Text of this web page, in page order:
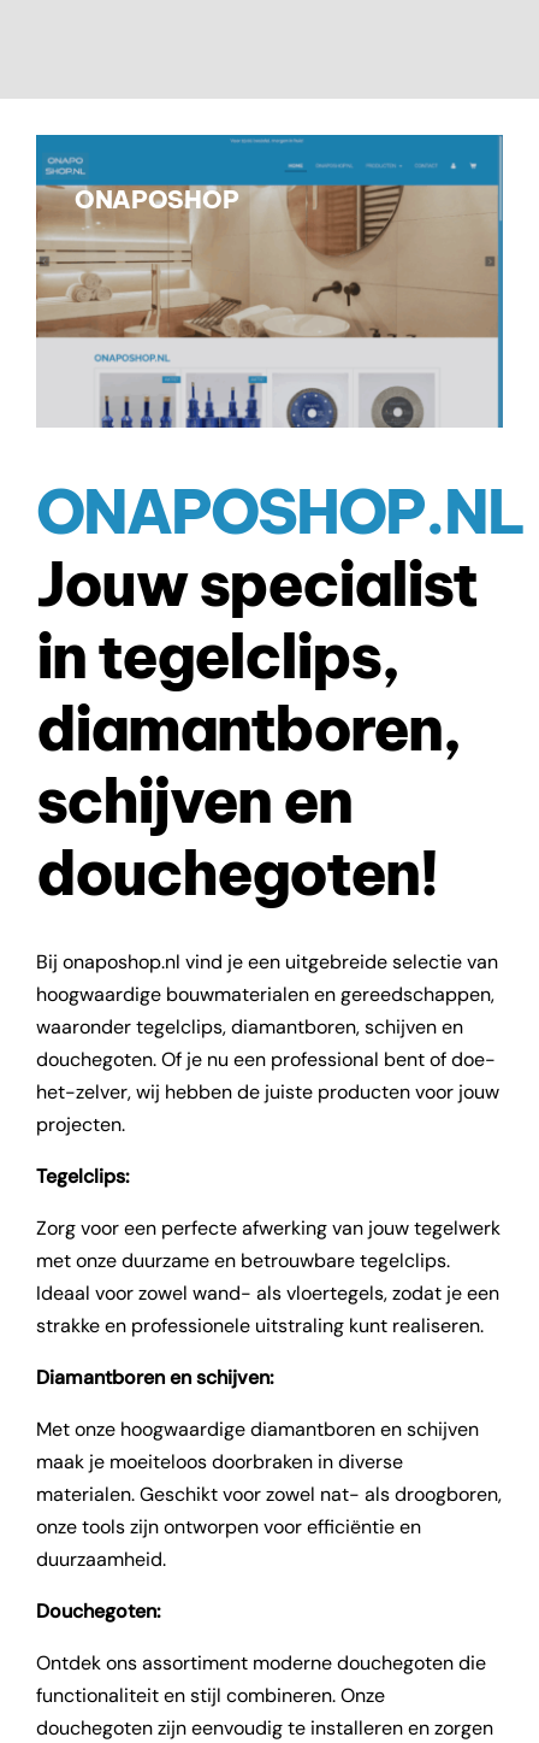
ONAPOSHOP
ONAPOSHOP.NL
Jouw specialist
in tegelclips,
diamantboren,
schijven en
douchegoten!
Bij onaposhop.nl vind je een uitgebreide selectie van
hoogwaardige bouwmaterialen en gereedschappen,
waaronder tegelclips, diamantboren, schijven en
douchegoten. Of je nu een professional bent of doe-
het-zelver, wij hebben de juiste producten voor jouw
projecten.
Tegelclips:
Zorg voor een perfecte afwerking van jouw tegelwerk
met onze duurzame en betrouwbare tegelclips.
Ideaal voor zowel wand- als vloertegels, zodat je een
strakke en professionele uitstraling kunt realiseren.
Diamantboren en schijven:
Met onze hoogwaardige diamantboren en schijven
maak je moeiteloos doorbraken in diverse
materialen. Geschikt voor zowel nat- als droogboren,
onze tools zijn ontworpen voor efficiëntie en
duurzaamheid.
Douchegoten:
Ontdek ons assortiment moderne douchegoten die
functionaliteit en stijl combineren. Onze
douchegoten zijn eenvoudig te installeren en zorgen